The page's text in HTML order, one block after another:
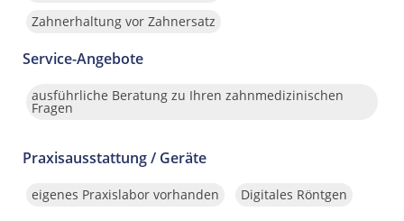
Zahnerhaltung vor Zahnersatz
Service-Angebote
ausführliche Beratung zu Ihren zahnmedizinischen
Fragen
Praxisausstattung / Geräte
eigenes Praxislabor vorhanden Digitales Röntgen